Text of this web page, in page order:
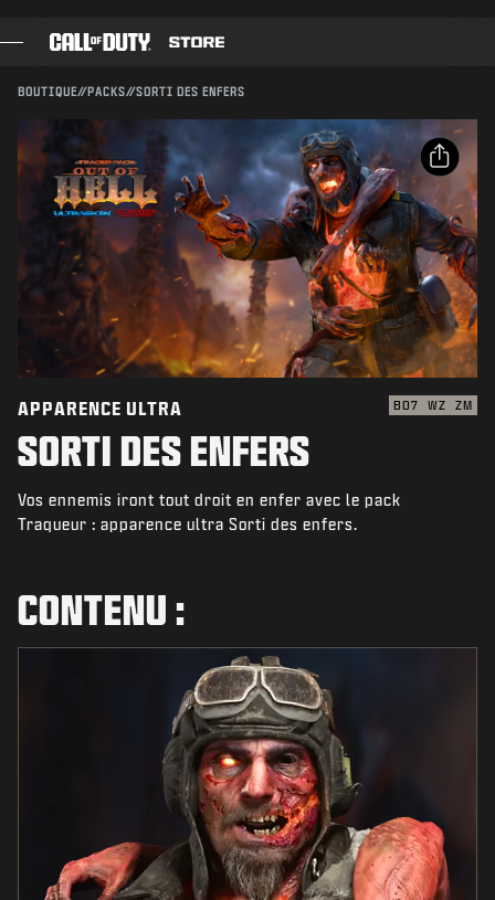
PASSE DE COMBAT
BLACK CELL
POINTS COD
BOUTIQUE D'ÉQUIPEMENT
COMBAT BUILDS
JEUX
ACTUS
BOUTIQUE//PACKS//SORTI DES ENFERS
Compatible avec :
CONFIRMER L'ACHAT
ANNULER
Activision peut mettre à jour, remplacer ou supprimer
ce contenu en jeu à tout moment.
PARTAGER
Email
Facebook
Copier le lien
APPARENCE ULTRA BO7 WZ ZM
SORTI DES ENFERS
Vos ennemis iront tout droit en enfer avec le pack
Traqueur : apparence ultra Sorti des enfers.
CONTENU :